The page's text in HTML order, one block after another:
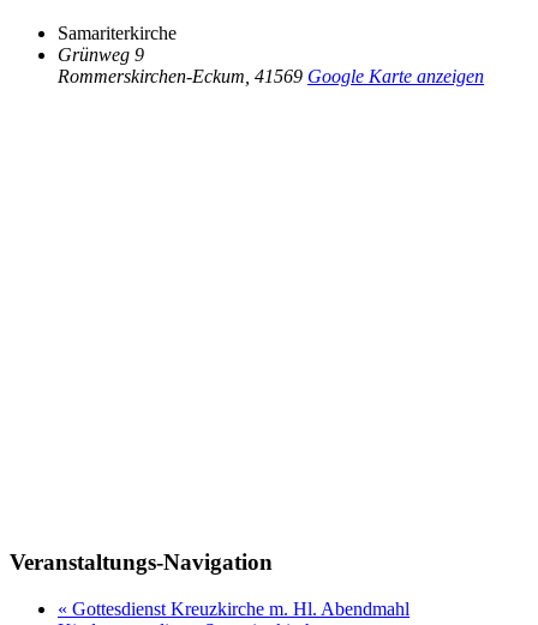
Samariterkirche
Grünweg 9
Rommerskirchen-Eckum 41569 Google Karte anzeigen
Veranstaltungs-Navigation
« Gottesdienst Kreuzkirche m. Hl. Abendmahl